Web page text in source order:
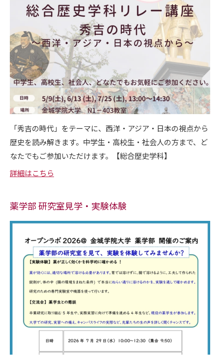
「秀吉の時代」をテーマに、西洋・アジア・日本の視点から
歴史を読み解きます。中学生・高校生・社会人の方まで、ど
なたでもご参加いただけます。【総合歴史学科】
詳細はこちら
薬学部 研究室見学・実験体験